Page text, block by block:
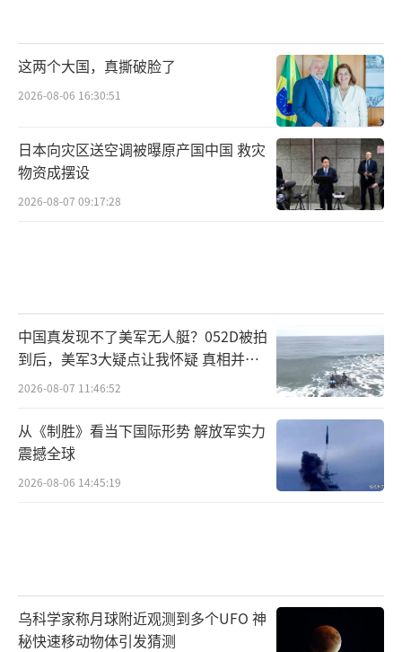
这两个大国，真撕破脸了
2026-08-06 16:30:51
日本向灾区送空调被曝原产国中国 救灾
物资成摆设
2026-08-07 09:17:28
中国真发现不了美军无人艇？052D被拍
到后，美军3大疑点让我怀疑 真相并非
如此
2026-08-07 11:46:52
从《制胜》看当下国际形势 解放军实力
震撼全球
2026-08-06 14:45:19
乌科学家称月球附近观测到多个UFO 神
秘快速移动物体引发猜测